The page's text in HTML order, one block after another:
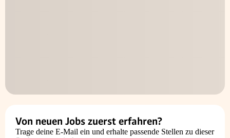
Von neuen Jobs zuerst erfahren?
Trage deine E-Mail ein und erhalte passende Stellen zu dieser